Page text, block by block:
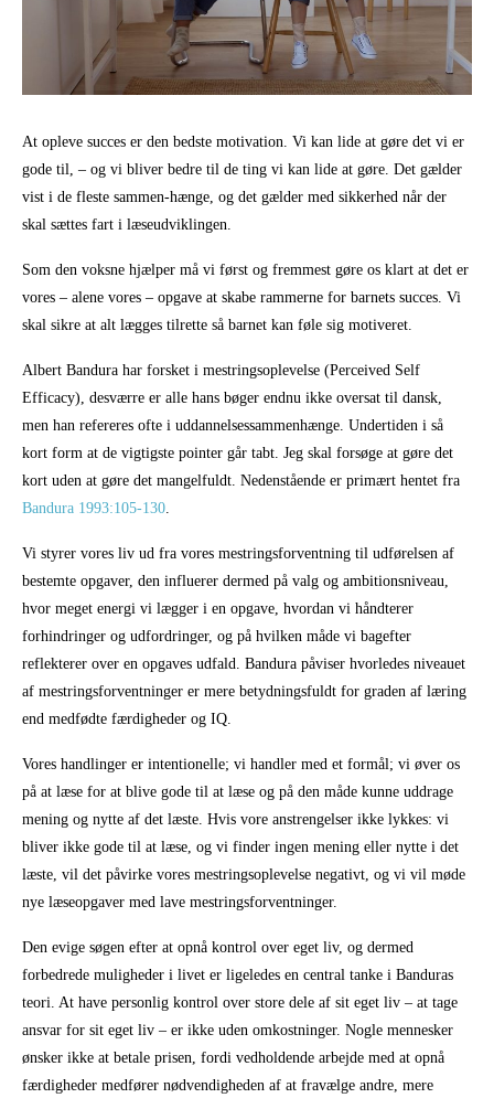
At opleve succes er den bedste motivation. Vi kan lide at gøre det vi er
gode til, – og vi bliver bedre til de ting vi kan lide at gøre. Det gælder
vist i de fleste sammen-hænge, og det gælder med sikkerhed når der
skal sættes fart i læseudviklingen.
Som den voksne hjælper må vi først og fremmest gøre os klart at det er
vores – alene vores – opgave at skabe rammerne for barnets succes. Vi
skal sikre at alt lægges tilrette så barnet kan føle sig motiveret.
Albert Bandura har forsket i mestringsoplevelse (Perceived Self
Efficacy), desværre er alle hans bøger endnu ikke oversat til dansk,
men han refereres ofte i uddannelsessammenhænge. Undertiden i så
kort form at de vigtigste pointer går tabt. Jeg skal forsøge at gøre det
kort uden at gøre det mangelfuldt. Nedenstående er primært hentet fra
Bandura 1993:105-130
Vi styrer vores liv ud fra vores mestringsforventning til udførelsen af
bestemte opgaver, den influerer dermed på valg og ambitionsniveau,
hvor meget energi vi lægger i en opgave, hvordan vi håndterer
forhindringer og udfordringer, og på hvilken måde vi bagefter
reflekterer over en opgaves udfald. Bandura påviser hvorledes niveauet
af mestringsforventninger er mere betydningsfuldt for graden af læring
end medfødte færdigheder og IQ.
Vores handlinger er intentionelle; vi handler med et formål; vi øver os
på at læse for at blive gode til at læse og på den måde kunne uddrage
mening og nytte af det læste. Hvis vore anstrengelser ikke lykkes: vi
bliver ikke gode til at læse, og vi finder ingen mening eller nytte i det
læste, vil det påvirke vores mestringsoplevelse negativt, og vi vil møde
nye læseopgaver med lave mestringsforventninger.
Den evige søgen efter at opnå kontrol over eget liv, og dermed
forbedrede muligheder i livet er ligeledes en central tanke i Banduras
teori. At have personlig kontrol over store dele af sit eget liv – at tage
ansvar for sit eget liv – er ikke uden omkostninger. Nogle mennesker
ønsker ikke at betale prisen, fordi vedholdende arbejde med at opnå
færdigheder medfører nødvendigheden af at fravælge andre, mere